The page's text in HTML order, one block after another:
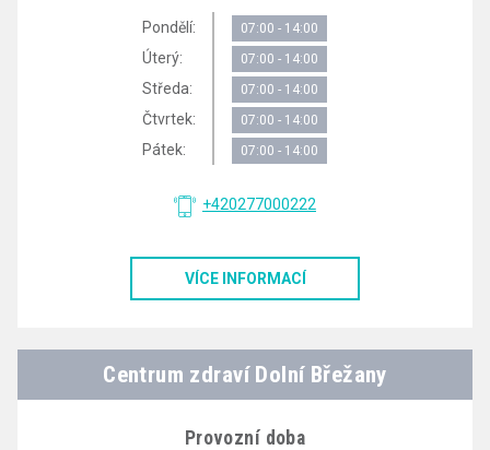
Pondělí: 07:00 - 14:00
Úterý: 07:00 - 14:00
Středa: 07:00 - 14:00
Čtvrtek: 07:00 - 14:00
Pátek: 07:00 - 14:00
+420277000222
VÍCE INFORMACÍ
Centrum zdraví Dolní Břežany
Provozní doba